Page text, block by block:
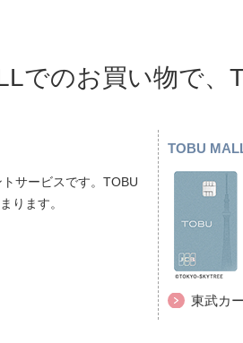
でのお買い物で、
サービスです。TOBU
ります。
TOBU
東武カ